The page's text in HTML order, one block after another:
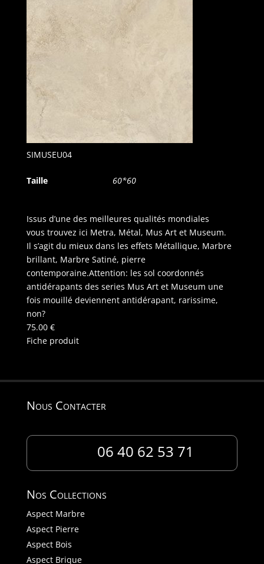
SIMUSEU04
Taille 60*60
Issus d’une des meilleures qualités mondiales
vous trouvez ici Metra, Métal, Mus Art et Museum.
Il s’agit du mieux dans les effets Métallique, Marbre
brillant, Marbre Satiné, pierre
contemporaine.Attention: les sol coordonnés
antidérapants des series Mus Art et Museum une
fois mouillé deviennent antidérapant, rarissime,
non?
75.00 €
Fiche produit
Nous Contacter
06 40 62 53 71
Nos Collections
Aspect Marbre
Aspect Pierre
Aspect Bois
Aspect Brique